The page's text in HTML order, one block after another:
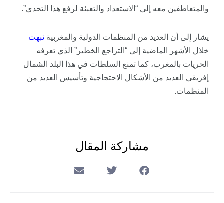
والمتعاطفين معه إلى “الاستعداد والتعبئة لرفع هذا التحدي”.
يشار إلى أن العديد من المنظمات الدولية والمغربية نبهت
خلال الأشهر الماضية إلى “التراجع الخطير” الذي تعرفه
الحريات بالمغرب، كما تمنع السلطات في هذا البلد الشمال
إفريقي العديد من الأشكال الاحتجاجية وتأسيس العديد من
المنظمات.
مشاركة المقال